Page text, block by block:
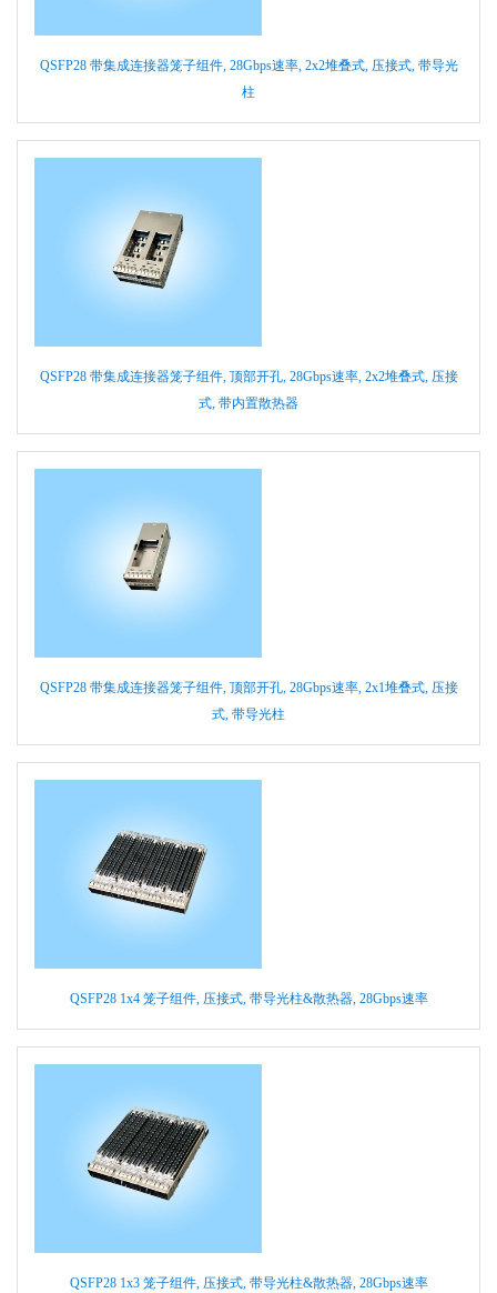
QSFP28 带集成连接器笼子组件, 28Gbps速率, 2x2堆叠式, 压接式, 带导光
柱
QSFP28 带集成连接器笼子组件, 顶部开孔, 28Gbps速率, 2x2堆叠式, 压接
式, 带内置散热器
QSFP28 带集成连接器笼子组件, 顶部开孔, 28Gbps速率, 2x1堆叠式, 压接
式, 带导光柱
QSFP28 1x4 笼子组件, 压接式, 带导光柱&散热器, 28Gbps速率
QSFP28 1x3 笼子组件, 压接式, 带导光柱&散热器, 28Gbps速率